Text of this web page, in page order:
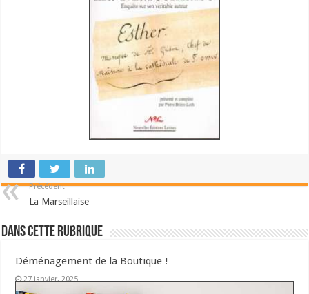
Précédent
La Marseillaise
Dans cette Rubrique
Déménagement de la Boutique !
27 janvier, 2025